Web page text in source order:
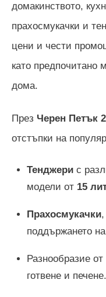
домакинството,
прахосмукачки и
цени и чести
като предпочитано
дома.
През Черен Петък
отстъпки на
Тенджерис
модели от 15
Прахосмукачки,
поддържането
Разнообразие от
готвене и печене.